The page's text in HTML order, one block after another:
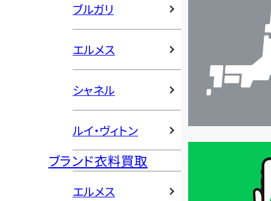
ブルガリ
エルメス
シャネル
ルイ・ヴィトン
ブランド衣料買取
エルメス